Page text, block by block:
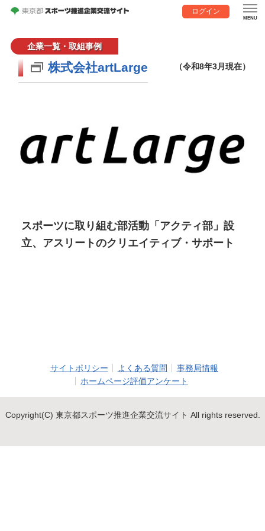
ログイン
企業一覧・取組事例
株式会社artLarge （令和8年3月現在）
スポーツに取り組む部活動「アクティ部」設
立、アスリートのクリエイティブ・サポート
サイトポリシー よくある質問
事務局情報
ホームページ評価アンケート
Copyright(C) 東京都スポーツ推進企業交流サイト All rights reserved.